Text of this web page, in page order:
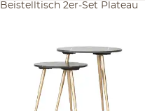
Beistelltisch 2er-Set Plateau